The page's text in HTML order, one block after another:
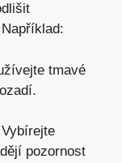
tmavé
⁤Vybírejte
pozornost